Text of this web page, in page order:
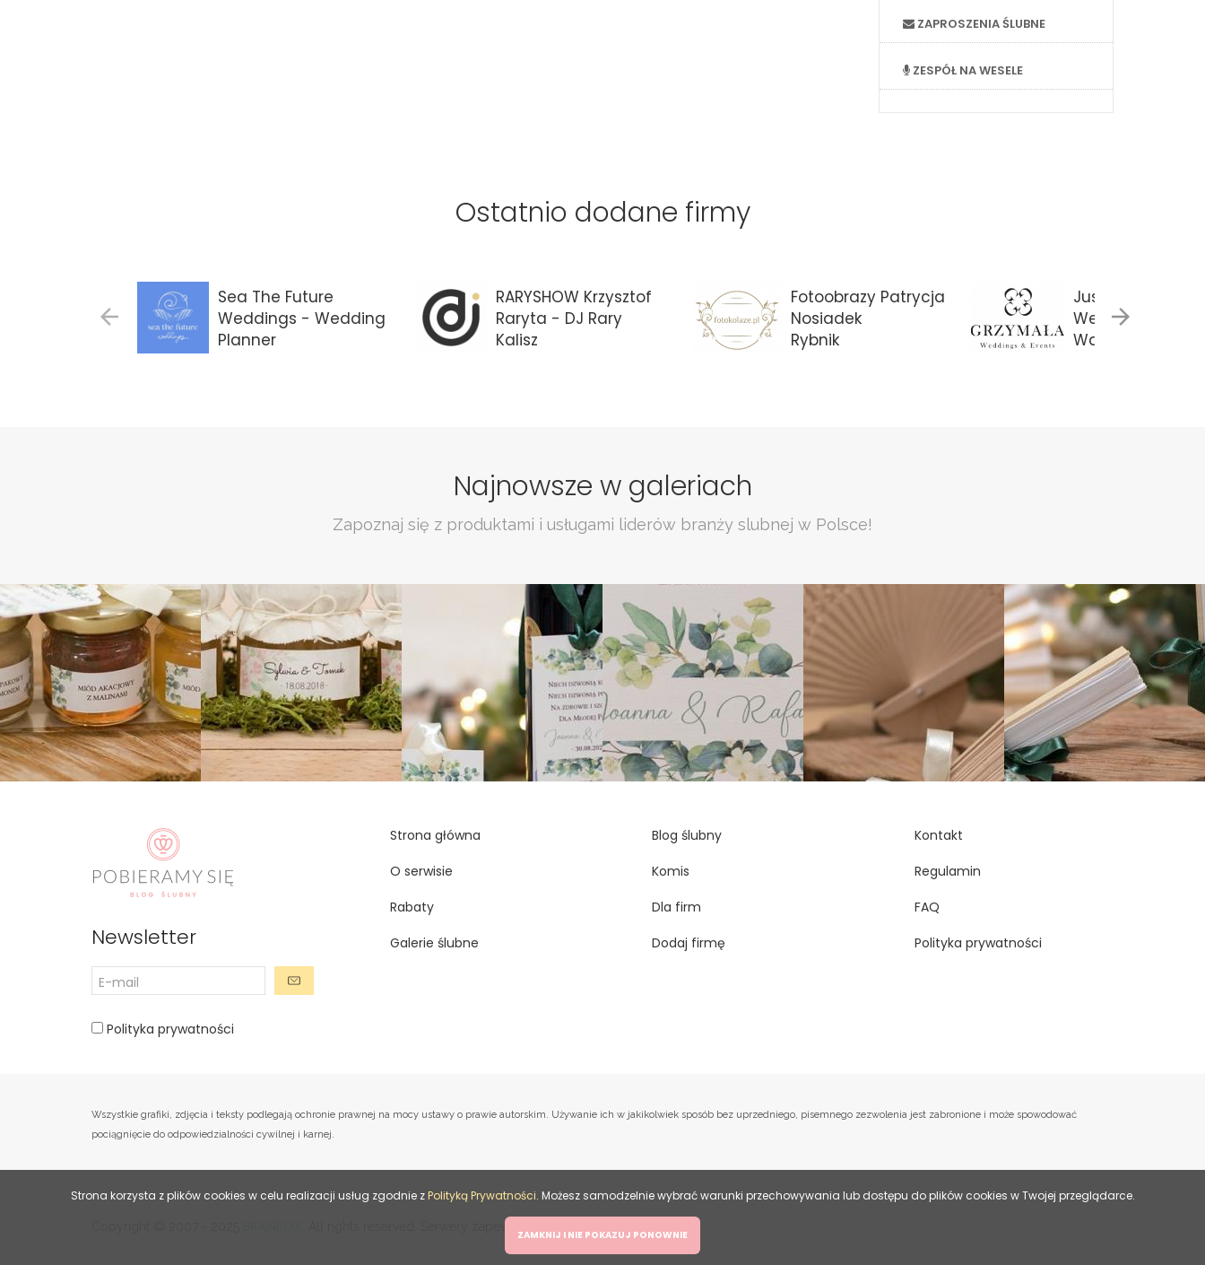
ZAPROSZENIA ŚLUBNE
ZESPÓŁ NA WESELE
Ostatnio dodane firmy
Sea The Future
Weddings - Wedding
Planner
RARYSHOW Krzysztof
Raryta - DJ Rary
Kalisz
Fotoobrazy Patrycja
Nosiadek
Rybnik
Justyna
Weddings &
Warszawa
Najnowsze w galeriach
Zapoznaj się z produktami i usługami liderów branży slubnej w Polsce!
Newsletter
Polityka prywatności
Strona główna
O serwisie
Rabaty
Galerie ślubne
Blog ślubny
Komis
Dla firm
Dodaj firmę
Kontakt
Regulamin
FAQ
Polityka prywatności
Wszystkie grafiki, zdjęcia i teksty podlegają ochronie prawnej na mocy ustawy o prawie autorskim. Używanie ich w jakikolwiek sposób bez uprzedniego, pisemnego zezwolenia jest zabronione i może spowodować
pociągnięcie do odpowiedzialności cywilnej i karnej.
Strona korzysta z plików cookies w celu realizacji usług zgodnie zPolityką Prywatności. Możesz samodzelnie wybrać warunki przechowywania lub dostępu do plików cookies w Twojej przeglądarce.
ZAMKNIJ I NIE POKAZUJ PONOWNIE